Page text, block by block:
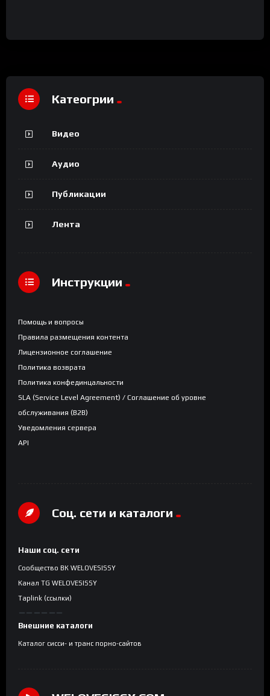
Катеогрии
Видео
Аудио
Публикации
Лента
Инструкции
Помощь и вопросы
Правила размещения контента
Лицензионное соглашение
Политика возврата
Политика конфединцальности
SLA (Service Level Agreement) / Соглашение об уровне
обслуживания (B2B)
Уведомления сервера
API
Соц. сети и каталоги
Наши соц. сети
Сообщество ВК WELOVESISSY
Канал TG WELOVESISSY
Taplink (ссылки)
Внешние каталоги
Каталог сисси- и транс порно-сайтов